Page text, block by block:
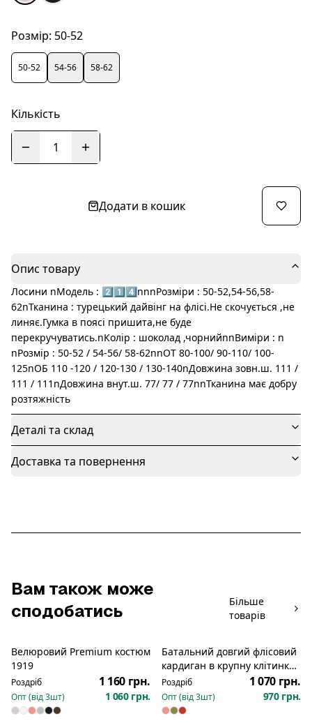
Розмір: 50-52
50-52 54-56 58-62
Кількість
1
Додати в кошик
Опис товару
Лосини nМодель : 2️⃣1️⃣4️⃣nnnРозміри : 50-52,54-56,58-
62nТканина : турецький дайвінг на флісі.Не скочується ,не
линяє.Гумка в поясі пришита,не буде
перекручуватись.nКолір : шоколад ,чорнийnnВиміри : n
nРозмір : 50-52 / 54-56/ 58-62nnОТ 80-100/ 90-110/ 100-
125nОБ 110 -120 / 120-130 / 130-140nДовжина зовн.ш. 111 /
111 / 111nДовжина внут.ш. 77/ 77 / 77nnТканина має добру
розтяжність
Деталі та склад
Доставка та повернення
Вам також може
сподобатись
Більше
товарів
Велюровий Premium костюм
1919
Роздріб 1 160 грн.
Опт (від3шт) 1 060 грн.
Батальний довгий флісовий
кардиган в крупну клітинку
з капюшоном на кнопках
1211
Роздріб 1 070 грн.
Опт (від3шт) 970 грн.